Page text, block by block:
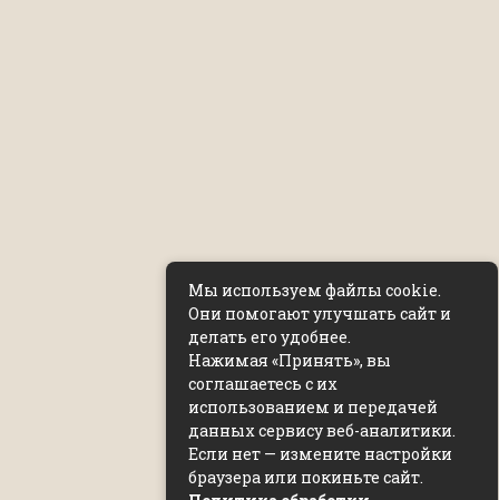
Мы используем файлы cookie.
Они помогают улучшать сайт и
делать его удобнее.
Нажимая «Принять», вы
соглашаетесь с их
использованием и передачей
данных сервису веб-аналитики.
Если нет — измените настройки
браузера или покиньте сайт.